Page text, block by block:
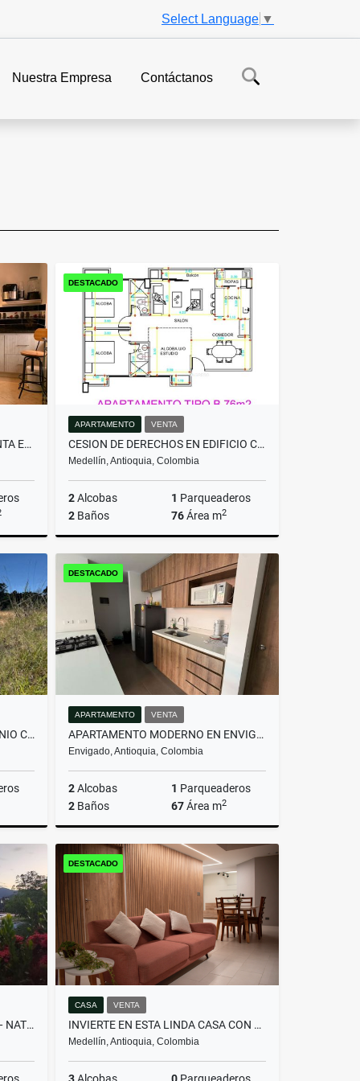
Select Language ▼
Nuestra Empresa Contáctanos
CASA CAMPESTRE PARA LA VENTA EN EL MUNICIPIO DE SABANETA.
DESTACADO
APARTAMENTO VENTA
CESION DE DERECHOS EN EDIFICIO CERCA AL PARQUE DE LA FLORESTA .
Medellín, Antioquia, Colombia
2Alcobas 1 Parqueaderos
2 Baños 76Área m2
Venta
$607.200.000
LOTE EN GUARNE EN CONDOMINIO CAMPESTRE Y CON LICENCIA MLS 259453
Venta
DESTACADO
APARTAMENTO VENTA
APARTAMENTO MODERNO EN ENVIGADO, RODEADO DE NATURALEZA Y TRANQUILIDAD
Envigado, Antioquia, Colombia
2Alcobas 1 Parqueaderos
2 Baños 67Área m2
Venta
$615.000.000
FINCA SOÑADA EN SOPETRÁN — NATURALEZA, SOL Y DESCANSO ASEGURADO
DESTACADO
CASA VENTA
INVIERTE EN ESTA LINDA CASA CON PERMISO DE RENTAS CORTAS
Medellín, Antioquia, Colombia